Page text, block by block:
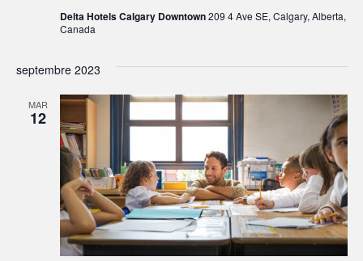
Delta Hotels Calgary Downtown209 4 Ave SE, Calgary, Alberta,
Canada
septembre 2023
MAR
12